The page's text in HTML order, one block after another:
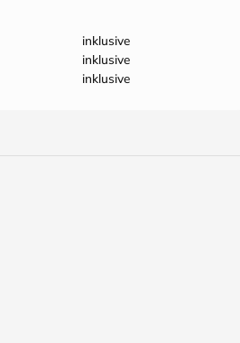
inklusive
inklusive
inklusive